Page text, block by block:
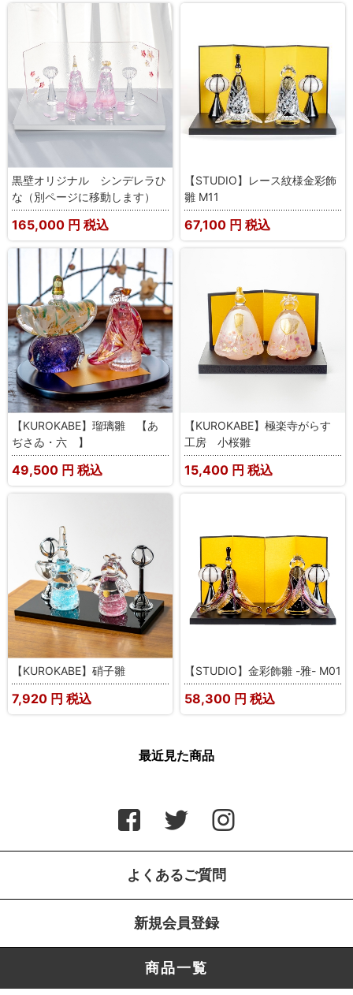
黒壁オリジナル シンデレラひ
な（別ページに移動します）
165,000 円 税込
【STUDIO】レース紋様金彩飾
雛 M11
67,100 円 税込
【KUROKABE】瑠璃雛 【あ
ぢさゐ・六 】
49,500 円 税込
【KUROKABE】極楽寺がらす
工房 小桜雛
15,400 円 税込
【KUROKABE】硝子雛
7,920 円 税込
【STUDIO】金彩飾雛 -雅- M01
58,300 円 税込
最近見た商品
よくあるご質問
新規会員登録
商品一覧